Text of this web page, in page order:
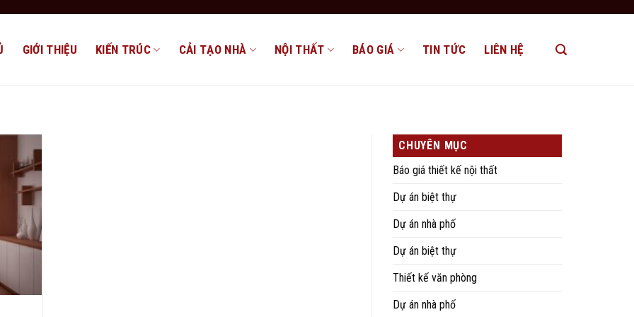
GIỚI THIỆU KIẾN TRÚC CẢI TẠO NHÀ NỘI THẤT BÁO GIÁ TIN TỨC LIÊN HỆ
CHUYÊN MỤC
Báo giá thiết kế nội thất
Dự án biệt thự
Dự án nhà phố
Dự án biệt thự
Thiết kế văn phòng
Dự án nhà phố